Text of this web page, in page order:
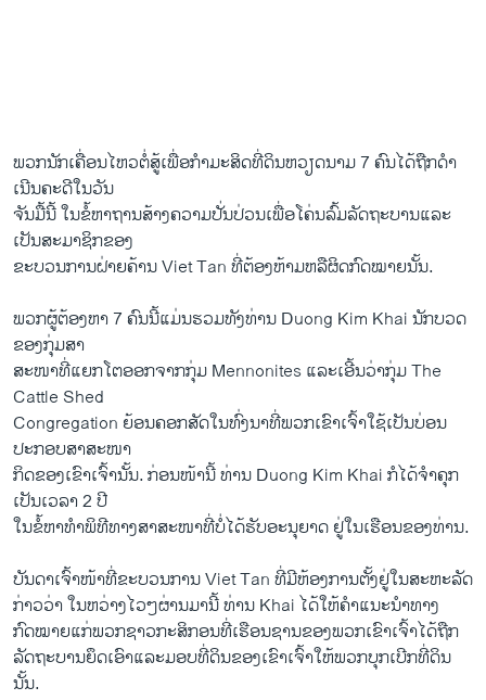
ພວກ​ນັກ​ເຄື່ອນ​ໄຫວ​ຕໍ່ສູ້​ເພື່ອ​ກໍາມະສິດ​ທີ່​ດິນຫວຽດນາມ 7 ຄົນ​ໄດ້​ຖືກດໍາ​
ເນີນ​ຄະດີ​ໃນ​ວັນ​
ຈັນ​ມື້​ນີ້​ ​ໃນ​ຂໍ້​ຫາ​ຖານ​ສ້າງ​ຄວາມ​ປັ່ນ​ປ່ວນ​ເພື່ອ​ໂຄ່ນ​ລົ້ມ​ລັດຖະບານ​ແລະ​
ເປັນ​ສະມາຊິກ​ຂອງ​
ຂະ​ບວນການ​ຝ່າຍ​ຄ້ານ Viet Tan ທີ່​ຕ້ອງ​ຫ້າມ​ຫລື​ຜິດ​ກົດໝາຍ​ນັ້ນ.
ພວກ​ຜູ້​ຕ້ອງ​ຫາ 7 ຄົນ​ນີ້​ແມ່ນ​ຮວມທັງ​ທ່ານ Duong Kim Khai ນັກບວດ
ຂອງ​ກຸ່ມ​ສາ
ສະໜາ​ທີ່​ແຍກ​ໂຕ​ອອກຈາກກຸ່ມ Mennonites ​ແລະ​ເອີ້ນວ່າກຸ່ມ The
Cattle Shed
Congregation ຍ້ອນຄອກສັດໃນ​ທົ່ງ​ນາ​ທີ່​ພວກ​ເຂົາ​ເຈົ້າ​ໃຊ້​ເປັນບ່ອນ​
ປະກອບ​ສາສະໜາ​
ກິດ​ຂອງ​ເຂົາເຈົ້າ​ນັ້ນ. ກ່ອນ​ໜ້າ​ນີ້ ທ່ານ Duong Kim Khai ກໍໄດ້​ຈໍາ​ຄຸກ​
ເປັນ​ເວລາ 2 ປີ
ໃນ​ຂໍ້​ຫາ​ທໍາ​ພິທີ​ທາງ​ສາສະໜາທີ່​ບໍ່​ໄດ້​ຮັບ​ອະນຸຍາດ​ ຢູ່ໃນ​ເຮືອນ​ຂອງ​ທ່ານ​.
ບັນດາ​ເຈົ້າ​ໜ້າ​ທີ່​ຂະ​ບວນການ Viet Tan ທີ່​ມີ​ຫ້ອງການ​ຕັ້ງ​ຢູ່​ໃນ​ສະຫະລັດ​
ກ່າວ​ວ່າ ​ໃນ​ຫວ່າງ​ໄວໆ​ຜ່ານ​ມາ​ນີ້ ທ່ານ Khai ​ໄດ້​ໃຫ້​ຄໍາແນະນໍາ​ທາງ​
ກົດໝາຍ​ແກ່​ພວກ​ຊາວ​ກະສິກອນ​ທີ່​ເຮືອນຊານ​ຂອງ​ພວກ​ເຂົາເຈົ້າໄດ້​ຖືກ​
ລັດຖະບານ​ຍຶດ​ເອົາ​ແລະ​ມອບ​ທີ່​ດິນ​ຂອງ​ເຂົາ​ເຈົ້າ​ໃຫ້​ພວກບຸກ​ເບີກ​ທີ່​ດິນ​
ນັ້ນ.